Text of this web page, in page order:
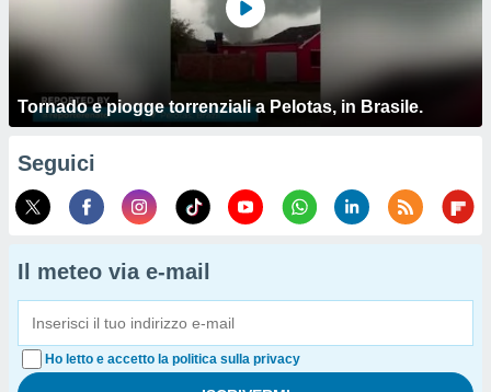
Tornado e piogge torrenziali a Pelotas, in Brasile.
Seguici
Il meteo via e-mail
Ho letto e accetto la politica sulla privacy